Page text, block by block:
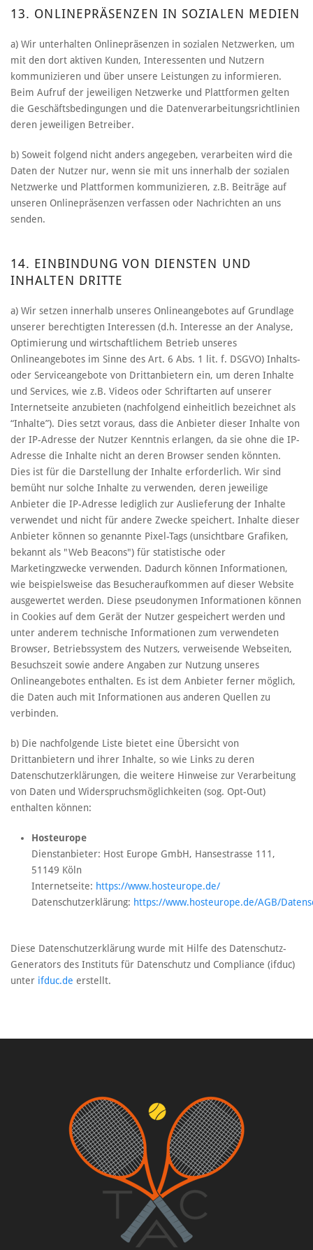
13. ONLINEPRÄSENZEN IN SOZIALEN MEDIEN
a) Wir unterhalten Onlinepräsenzen in sozialen Netzwerken, um
mit den dort aktiven Kunden, Interessenten und Nutzern
kommunizieren und über unsere Leistungen zu informieren.
Beim Aufruf der jeweiligen Netzwerke und Plattformen gelten
die Geschäftsbedingungen und die Datenverarbeitungsrichtlinien
deren jeweiligen Betreiber.
b) Soweit folgend nicht anders angegeben, verarbeiten wird die
Daten der Nutzer nur, wenn sie mit uns innerhalb der sozialen
Netzwerke und Plattformen kommunizieren, z.B. Beiträge auf
unseren Onlinepräsenzen verfassen oder Nachrichten an uns
senden.
14. EINBINDUNG VON DIENSTEN UND
INHALTEN DRITTE
a) Wir setzen innerhalb unseres Onlineangebotes auf Grundlage
unserer berechtigten Interessen (d.h. Interesse an der Analyse,
Optimierung und wirtschaftlichem Betrieb unseres
Onlineangebotes im Sinne des Art. 6 Abs. 1 lit. f. DSGVO) Inhalts-
oder Serviceangebote von Drittanbietern ein, um deren Inhalte
und Services, wie z.B. Videos oder Schriftarten auf unserer
Internetseite anzubieten (nachfolgend einheitlich bezeichnet als
“Inhalte”). Dies setzt voraus, dass die Anbieter dieser Inhalte von
der IP-Adresse der Nutzer Kenntnis erlangen, da sie ohne die IP-
Adresse die Inhalte nicht an deren Browser senden könnten.
Dies ist für die Darstellung der Inhalte erforderlich. Wir sind
bemüht nur solche Inhalte zu verwenden, deren jeweilige
Anbieter die IP-Adresse lediglich zur Auslieferung der Inhalte
verwendet und nicht für andere Zwecke speichert. Inhalte dieser
Anbieter können so genannte Pixel-Tags (unsichtbare Grafiken,
bekannt als "Web Beacons") für statistische oder
Marketingzwecke verwenden. Dadurch können Informationen,
wie beispielsweise das Besucheraufkommen auf dieser Website
ausgewertet werden. Diese pseudonymen Informationen können
in Cookies auf dem Gerät der Nutzer gespeichert werden und
unter anderem technische Informationen zum verwendeten
Browser, Betriebssystem des Nutzers, verweisende Webseiten,
Besuchszeit sowie andere Angaben zur Nutzung unseres
Onlineangebotes enthalten. Es ist dem Anbieter ferner möglich,
die Daten auch mit Informationen aus anderen Quellen zu
verbinden.
b) Die nachfolgende Liste bietet eine Übersicht von
Drittanbietern und ihrer Inhalte, so wie Links zu deren
Datenschutzerklärungen, die weitere Hinweise zur Verarbeitung
von Daten und Widerspruchsmöglichkeiten (sog. Opt-Out)
enthalten können:
Hosteurope
Dienstanbieter: Host Europe GmbH, Hansestrasse 111,
51149 Köln
Internetseite: https://www.hosteurope.de/
Datenschutzerklärung: https://www.hosteurope.de/AGB/
Diese Datenschutzerklärung wurde mit Hilfe des Datenschutz-
Generators des Instituts für Datenschutz und Compliance (ifduc)
unter ifduc.de erstellt.